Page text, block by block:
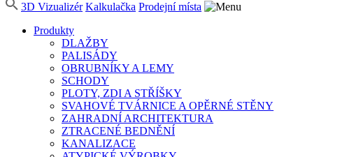
3D Vizualizér Kalkulačka Prodejní místa
Produkty
DLAŽBY
PALISÁDY
OBRUBNÍKY A LEMY
SCHODY
PLOTY, ZDI A STŘÍŠKY
SVAHOVÉ TVÁRNICE A OPĚRNÉ STĚNY
ZAHRADNÍ ARCHITEKTURA
ZTRACENÉ BEDNĚNÍ
KANALIZACE